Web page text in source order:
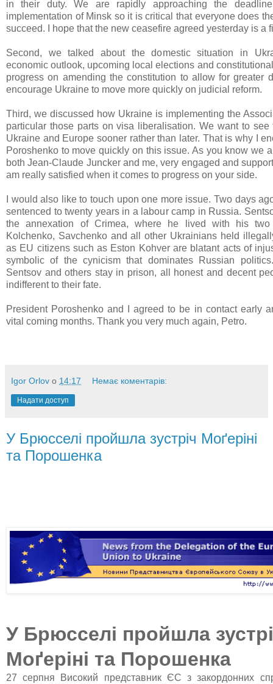
in their duty. We are rapidly approaching the
implementation of Minsk so it is critical that everyone does
succeed. I hope that the new ceasefire agreed yesterday is a
Second, we talked about the domestic situation in
economic outlook, upcoming local elections and
progress on amending the constitution to allow for greater
encourage Ukraine to move more quickly on judicial reform.
Third, we discussed how Ukraine is implementing the
particular those parts on visa liberalisation. We want to see
Ukraine and Europe sooner rather than later. That is why I
Poroshenko to move quickly on this issue. As you know we
both Jean-Claude Juncker and me, very engaged and
am really satisfied when it comes to progress on your side.
I would also like to touch upon one more issue. Two days
sentenced to twenty years in a labour camp in Russia.
the annexation of Crimea, where he lived with his two
Kolchenko, Savchenko and all other Ukrainians held
as EU citizens such as Eston Kohver are blatant acts of
symbolic of the cynicism that dominates Russian
Sentsov and others stay in prison, all honest and decent
indifferent to their fate.
President Poroshenko and I agreed to be in contact early
vital coming months. Thank you very much again, Petro.
Igor Orlov о 14:17 Немає коментарів:
Надати доступ
У Брюсселі пройшла зустріч Моґеріні
та Порошенка
У Брюсселі пройшла
Моґеріні та Порошенка
27 серпня Високий представник ЄС з закордонних